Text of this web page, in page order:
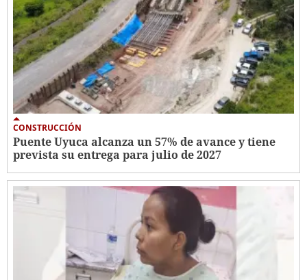
CONSTRUCCIÓN
Puente Uyuca alcanza un 57% de avance y tiene
prevista su entrega para julio de 2027